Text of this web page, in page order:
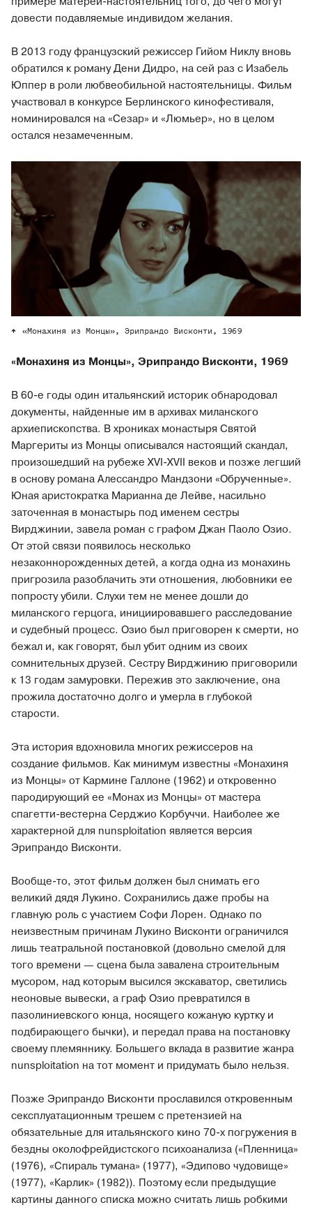
довести подавляемые индивидом желания.
В 2013 году французский режиссер Гийом Никлу вновь
обратился к роману Дени Дидро, на сей раз с Изабель
Юппер в роли любвеобильной настоятельницы. Фильм
участвовал в конкурсе Берлинского кинофестиваля,
номинировался на «Сезар» и «Люмьер», но в целом
остался незамеченным.
«Монахиня из Монцы», Эрипрандо Висконти, 1969
«Монахиня из Монцы», Эрипрандо Висконти, 1969
В 60-е годы один итальянский историк обнародовал
документы, найденные им в архивах миланского
архиепископства. В хрониках монастыря Святой
Маргериты из Монцы описывался настоящий скандал,
произошедший на рубеже XVI-XVII веков и позже легший
в основу романа Алессандро Мандзони «Обрученные».
Юная аристократка Марианна де Лейве, насильно
заточенная в монастырь под именем сестры
Вирджинии, завела роман с графом Джан Паоло Озио.
От этой связи появилось несколько
незаконнорожденных детей, а когда одна из монахинь
пригрозила разоблачить эти отношения, любовники ее
попросту убили. Слухи тем не менее дошли до
миланского герцога, инициировавшего расследование
и судебный процесс. Озио был приговорен к смерти, но
бежал и, как говорят, был убит одним из своих
сомнительных друзей. Сестру Вирджинию приговорили
к 13 годам замуровки. Пережив это заключение, она
прожила достаточно долго и умерла в глубокой
старости.
Эта история вдохновила многих режиссеров на
создание фильмов. Как минимум известны «Монахиня
из Монцы» от Кармине Галлоне (1962) и откровенно
пародирующий ее «Монах из Монцы» от мастера
спагетти-вестерна Серджио Корбуччи. Наиболее же
характерной для nunsploitation является версия
Эрипрандо Висконти.
Вообще-то, этот фильм должен был снимать его
великий дядя Лукино. Сохранились даже пробы на
главную роль с участием Софи Лорен. Однако по
неизвестным причинам Лукино Висконти ограничился
лишь театральной постановкой (довольно смелой для
того времени — сцена была завалена строительным
мусором, над которым высился экскаватор, светились
неоновые вывески, а граф Озио превратился в
пазолиниевского юнца, носящего кожаную куртку и
подбирающего бычки), и передал права на постановку
своему племяннику. Большего вклада в развитие жанра
nunsploitation на тот момент и придумать было нельзя.
Позже Эрипрандо Висконти прославился откровенным
сексплуатационным трешем с претензией на
обязательные для итальянского кино 70-х погружения в
бездны околофрейдистского психоанализа («Пленница»
(1976), «Спираль тумана» (1977), «Эдипово чудовище»
(1977), «Карлик» (1982)). Поэтому если предыдущие
картины данного списка можно считать лишь робкими